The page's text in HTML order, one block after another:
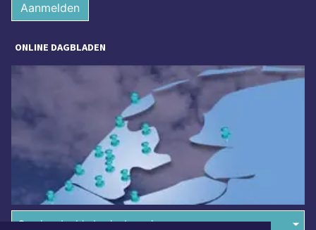
Aanmelden
ONLINE DAGBLADEN
Overige dagbladen in de regio